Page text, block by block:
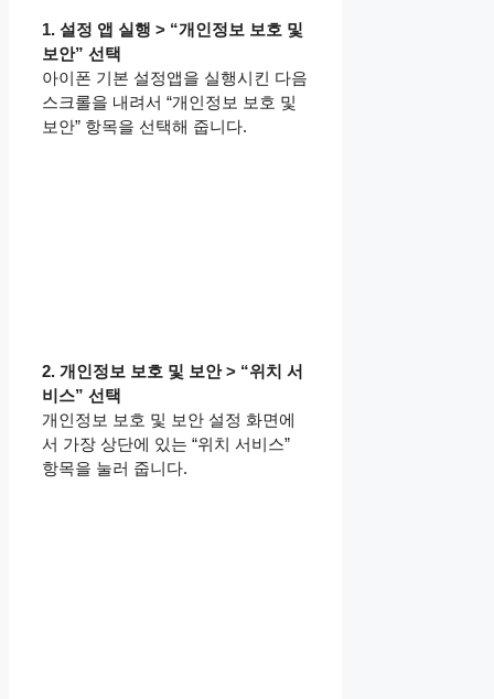
1. 설정 앱 실행 > “개인정보 보호 및
보안” 선택
아이폰 기본 설정앱을 실행시킨 다음
스크롤을 내려서 “개인정보 보호 및
보안” 항목을 선택해 줍니다.
2. 개인정보 보호 및 보안 > “위치 서
비스” 선택
개인정보 보호 및 보안 설정 화면에
서 가장 상단에 있는 “위치 서비스”
항목을 눌러 줍니다.